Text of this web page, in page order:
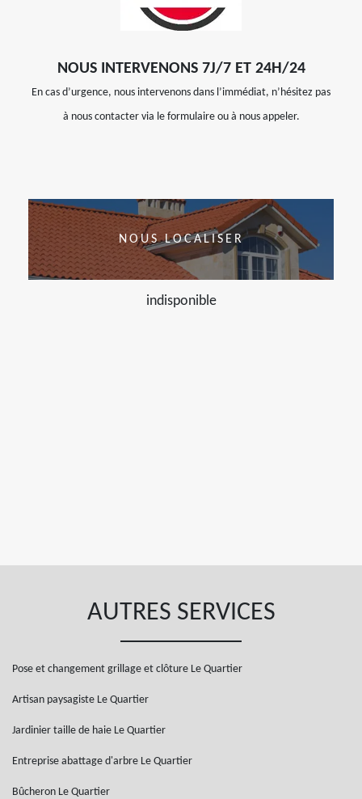
NOUS INTERVENONS 7J/7 ET 24H/24
En cas d’urgence, nous intervenons dans l’immédiat, n’hésitez pas
à nous contacter via le formulaire ou à nous appeler.
NOUS LOCALISER
indisponible
AUTRES SERVICES
Pose et changement grillage et clôture Le Quartier
Artisan paysagiste Le Quartier
Jardinier taille de haie Le Quartier
Entreprise abattage d'arbre Le Quartier
Bûcheron Le Quartier